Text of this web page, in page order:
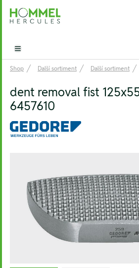
Hommel Hercules
Open main menu
Shop Další sortiment Další sortiment
dent removal fist
6457610